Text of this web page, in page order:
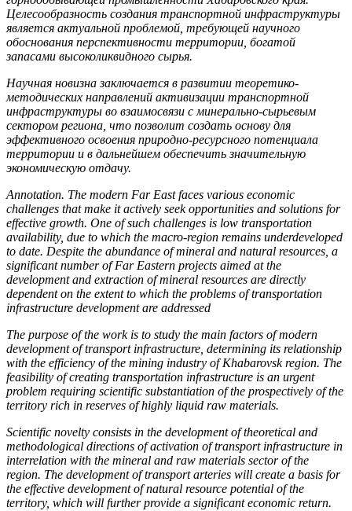
Целесообразность создания транспортной инфраструктуры
является актуальной проблемой, требующей научного
обоснования перспективности территории, богатой
запасами высоколиквидного сырья.
Научная новизна заключается в развитии теоретико-
методических направлений активизации транспортной
инфраструктуры во взаимосвязи с минерально-сырьевым
сектором региона, что позволит создать основу для
эффективного освоения природно-ресурсного потенциала
территории и в дальнейшем обеспечить значительную
экономическую отдачу.
Annotation. The modern Far East faces various economic
challenges that make it actively seek opportunities and solutions for
effective growth. One of such challenges is low transportation
availability, due to which the macro-region remains underdeveloped
to date. Despite the abundance of mineral and natural resources, a
significant number of Far Eastern projects aimed at the
development and extraction of mineral resources are directly
dependent on the extent to which the problems of transportation
infrastructure development are addressed
The purpose of the work is to study the main factors of modern
development of transport infrastructure, determining its relationship
with the efficiency of the mining industry of Khabarovsk region. The
feasibility of creating transportation infrastructure is an urgent
problem requiring scientific substantiation of the prospectively of the
territory rich in reserves of highly liquid raw materials.
Scientific novelty consists in the development of theoretical and
methodological directions of activation of transport infrastructure in
interrelation with the mineral and raw materials sector of the
region. The development of transport arteries will create a basis for
the effective development of natural resource potential of the
territory, which will further provide a significant economic return.